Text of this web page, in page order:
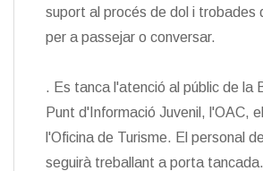
suport al procés de dol i trobades
per a passejar o conversar.
. Es tanca l'atenció al públic de la
Punt d'Informació Juvenil, l'OAC,
l'Oficina de Turisme. El personal
seguirà treballant a porta tancada.